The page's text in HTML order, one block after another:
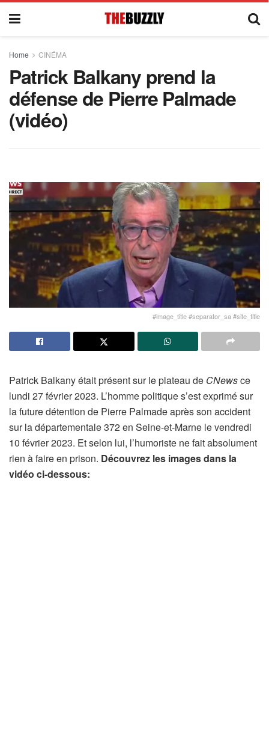
Home CINÉMA
Patrick Balkany prend la
défense de Pierre Palmade
(vidéo)
#image_title #separator_sa #site_title
Patrick Balkany était présent sur le plateau de CNewsce
lundi 27 février 2023. L’homme politique s’est exprimé sur
la future détention de Pierre Palmade après son accident
sur la départementale 372 en Seine-et-Marne le vendredi
10 février 2023. Et selon lui, l’humoriste ne fait absolument
rien à faire en prison. Découvrez les images dans la
vidéo ci-dessous: